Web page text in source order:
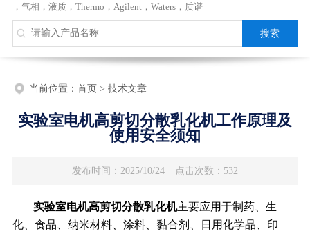
， 气相 ， 液质， Thermo ， Agilent ， Waters， 质谱
当前位置： 首页> 技术文章
实验室电机高剪切分散乳化机工作原理及
使用安全须知
发布时间：2025/10/24 点击次数：532
实验室电机高剪切分散乳化机主要应用于制药、生
化、食品、纳米材料、涂料、黏合剂、日用化学品、印